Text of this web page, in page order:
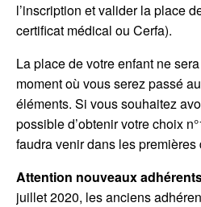
l’inscription et valider la place
certificat médical ou Cerfa).
La place de votre enfant ne
moment où vous serez passé
éléments. Si vous souhaitez
possible d’obtenir votre choix
faudra venir dans les premières
Attention nouveaux
juillet 2020, les anciens